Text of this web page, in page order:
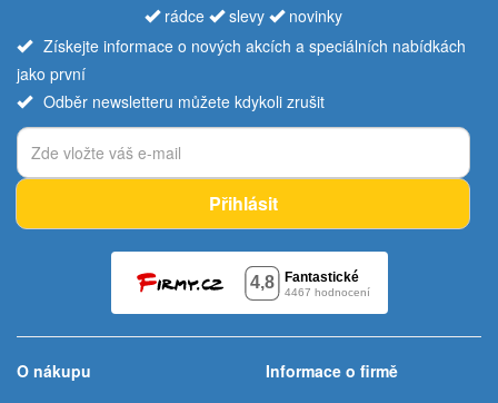
rádce slevy
novinky
Získejte informace o nových akcích a speciálních nabídkách
jako první
Odběr newsletteru můžete kdykoli zrušit
Přihlásit
O nákupu
Informace o firmě